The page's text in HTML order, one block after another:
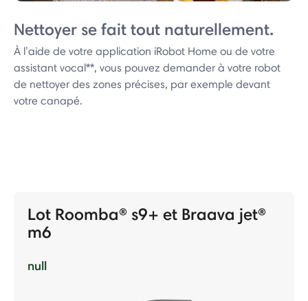
Nettoyer se fait tout naturellement.
À l’aide de votre application iRobot Home ou de votre
assistant vocal**, vous pouvez demander à votre robot
de nettoyer des zones précises, par exemple devant
votre canapé.
Lot Roomba® s9+ et Braava jet®
m6
null